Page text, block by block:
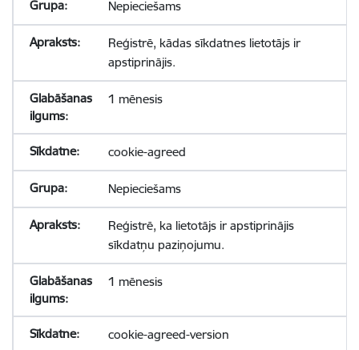
Nepieciešams
Reģistrē, kādas sīkdatnes lietotājs ir
apstiprinājis.
1 mēnesis
cookie-agreed
Nepieciešams
Reģistrē, ka lietotājs ir apstiprinājis
sīkdatņu paziņojumu.
1 mēnesis
cookie-agreed-version